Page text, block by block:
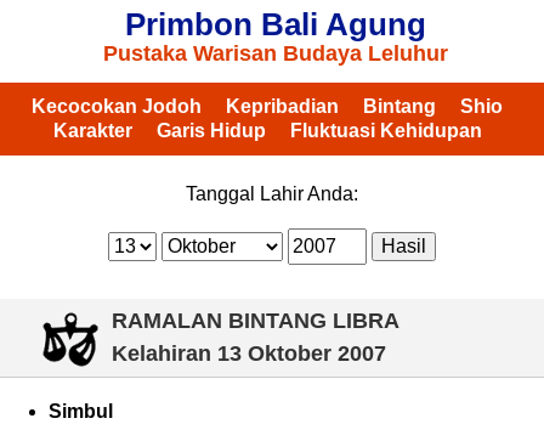
Primbon Bali Agung
Pustaka Warisan Budaya Leluhur
Kecocokan Jodoh Kepribadian Bintang
Shio
Karakter
Garis Hidup Fluktuasi Kehidupan
Tanggal Lahir Anda:
RAMALAN BINTANG LIBRA
Kelahiran 13 Oktober 2007
Simbul